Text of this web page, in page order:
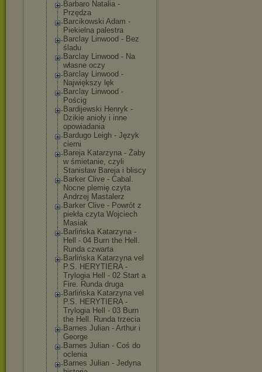
Barbaro Natalia -
Przędza
Barcikowski Adam -
Piekielna palestra
Barclay Linwood - Bez
śladu
Barclay Linwood - Na
własne oczy
Barclay Linwood -
Największy lęk
Barclay Linwood -
Pościg
Bardijewski Henryk -
Dzikie anioły i inne
opowiadania
Bardugo Leigh - Język
cierni
Bareja Katarzyna - Żaby
w śmietanie, czyli
Stanisław Bareja i bliscy
Barker Clive - Cabal.
Nocne plemię czyta
Andrzej Mastalerz
Barker Clive - Powrót z
piekła czyta Wojciech
Masiak
Barlińska Katarzyna -
Hell - 04 Burn the Hell.
Runda czwarta
Barlińska Katarzyna vel
P.S. HERYTIERA -
Trylogia Hell - 02 Start a
Fire. Runda druga
Barlińska Katarzyna vel
P.S. HERYTIERA -
Trylogia Hell - 03 Burn
the Hell. Runda trzecia
Barnes Julian - Arthur i
George
Barnes Julian - Coś do
oclenia
Barnes Julian - Jedyna